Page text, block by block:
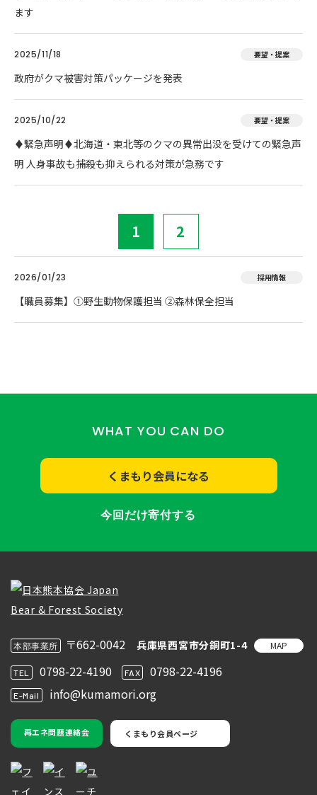
ます
2025/11/18 要望・提案
政府がクマ被害対策パッケージを発表
2025/10/22 要望・提案
♦️緊急声明♦️北海道・東北等のクマの異常出没を受けての緊急声
明 人身事故も捕殺も抑えられる対策が急務です
1 2
2026/01/23 採用情報
【職員募集】①野生動物保護担当 ②森林保全担当
WHAT YOU CAN DO
くまもり会員になる
今回だけ寄付する
本部事業所 〒662-0042 兵庫県西宮市分銅町1-4 MAP
TEL 0798-22-4190 FAX 0798-22-4196
E-Mail info@kumamori.org
再エネ問題連絡会 くまもり会員ページ